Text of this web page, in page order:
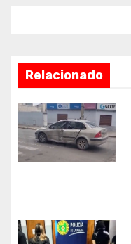
Relacionado